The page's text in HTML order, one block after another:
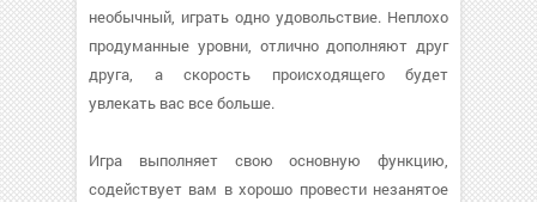
необычный, играть одно удовольствие. Неплохо
продуманные уровни, отлично дополняют друг
друга, а скорость происходящего будет
увлекать вас все больше.
Игра выполняет свою основную функцию,
содействует вам в хорошо провести незанятое